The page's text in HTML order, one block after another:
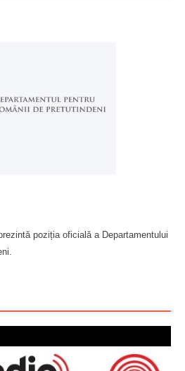
poziția oficială a Departamentului